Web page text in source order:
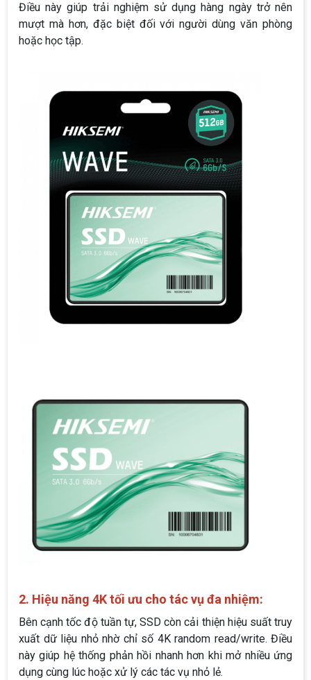
Điều này giúp trải nghiệm sử dụng hàng ngày trở nên
mượt mà hơn, đặc biệt đối với người dùng văn phòng
hoặc học tập.
2. Hiệu năng 4K tối ưu cho tác vụ đa nhiệm:
Bên cạnh tốc độ tuần tự, SSD còn cải thiện hiệu suất truy
xuất dữ liệu nhỏ nhờ chỉ số 4K random read/write. Điều
này giúp hệ thống phản hồi nhanh hơn khi mở nhiều ứng
dụng cùng lúc hoặc xử lý các tác vụ nhỏ lẻ.